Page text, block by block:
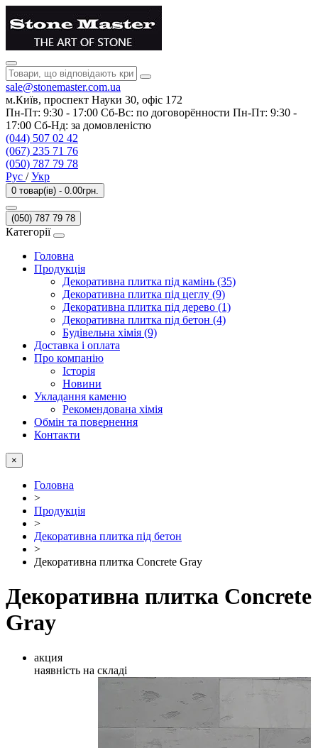
sale@stonemaster.com.ua
м.Київ, проспект Науки 30, офіс 172
Пн-Пт: 9:30 - 17:00 Сб-Вс: по договорённости Пн-Пт: 9:30 -
17:00 Сб-Нд: за домовленістю
(044) 507 02 42
(067) 235 71 76
(050) 787 79 78
Рус / Укр
0 товар(ів) - 0.00грн.
(050) 787 79 78
Категорії
Головна
Продукція
Декоративна плитка під камінь (35)
Декоративна плитка під цеглу (9)
Декоративна плитка під дерево (1)
Декоративна плитка під бетон (4)
Будівельна хімія (9)
Доставка і оплата
Про компанію
Історія
Новини
Укладання каменю
Рекомендована хімія
Обмін та повернення
Контакти
×
Головна
>
Продукція
>
Декоративна плитка під бетон
>
Декоративна плитка Concrete Gray
Декоративна плитка Concrete
Gray
акция
наявність на складі